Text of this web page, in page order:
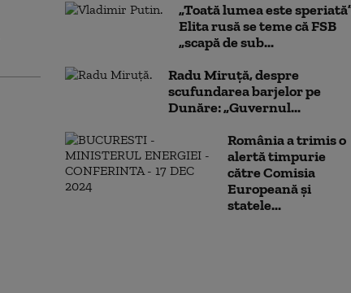
„Toată lumea este
Elita rusă se teme că FSB
„scapă de sub...
Radu Miruță, despre
scufundarea barjelor pe
Dunăre: „Guvernul...
România a trimis o
alertă timpurie
către Comisia
Europeană și
statele...